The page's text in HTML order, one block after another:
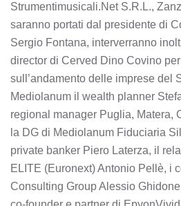
Strumentimusicali.Net S.R.L.,
saranno portati dal presidente di
Sergio Fontana, interverranno
director di Cerved Dino Covino
sull’andamento delle imprese del
Mediolanum il wealth planner
regional manager Puglia, Matera,
la DG di Mediolanum Fiduciaria
private banker Piero Laterza, il
ELITE (Euronext) Antonio Pellè, i
Consulting Group Alessio